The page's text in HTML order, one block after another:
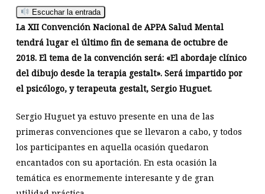
Escuchar la entrada
La XII Convención Nacional de APPA Salud Mental
tendrá lugar el último fin de semana de octubre de
2018. El tema de la convención será: «El abordaje clínico
del dibujo desde la terapia gestalt». Será impartido por
el psicólogo, y terapeuta gestalt, Sergio Huguet.
Sergio Huguet ya estuvo presente en una de las
primeras convenciones que se llevaron a cabo, y todos
los participantes en aquella ocasión quedaron
encantados con su aportación. En esta ocasión la
temática es enormemente interesante y de gran